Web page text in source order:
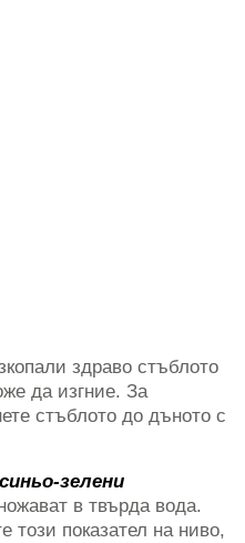
здраво стъблото
да изгние. За
стъблото до дъното с
синьо-зелени
в твърда вода.
този показател на ниво,